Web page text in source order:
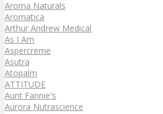
Aroma Naturals
Aromatica
Arthur Andrew Medical
As I Am
Aspercreme
Asutra
Atopalm
ATTITUDE
Aunt Fannie's
Aurora Nutrascience